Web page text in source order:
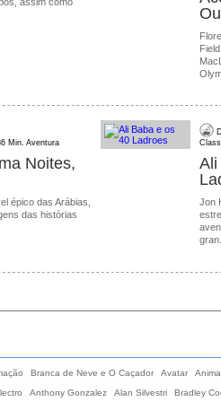
Min. Aventura
Noites,
épico das Arábias,
das histórias
Ali
Jon
Branca de Neve e O Caçador Avatar
Anthony Gonzalez Alan Silvestri Bradley